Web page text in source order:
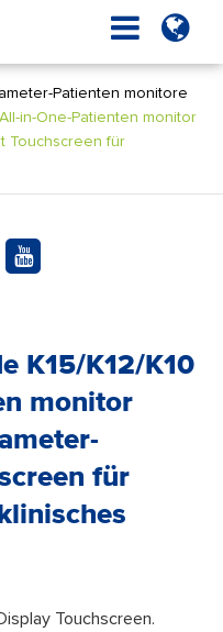
Patienten monitore
in-One-Patienten monitor
Touchscreen für
K15/K12/K10
monitor
für
Touchscreen.